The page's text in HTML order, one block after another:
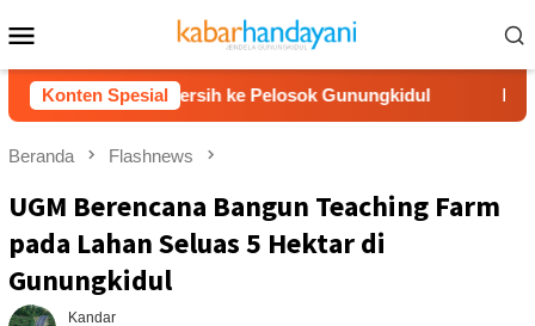
ke
kontenMobile
Konten Spesial
Air Bersih ke Pelosok Gunungkidul Pemkab
Beranda Flashnews
UGM Berencana Bangun Teaching Farm
pada Lahan Seluas 5 Hektar di
Gunungkidul
Kandar